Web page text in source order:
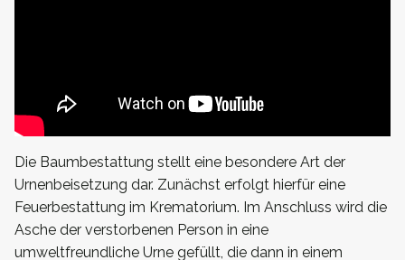
Die Baumbestattung stellt eine besondere Art der
Urnenbeisetzung dar. Zunächst erfolgt hierfür eine
Feuerbestattung im Krematorium. Im Anschluss wird die
Asche der verstorbenen Person in eine
umweltfreundliche Urne gefüllt, die dann in einem